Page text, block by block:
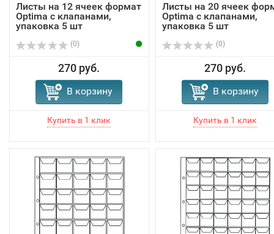
Листы на 12 ячеек формат
Optima с клапанами,
упаковка 5 шт
(0)
270 руб.
В корзину
Листы на 20 ячеек
Optima с клапанами,
упаковка 5 шт
(0)
270 руб.
В корзину